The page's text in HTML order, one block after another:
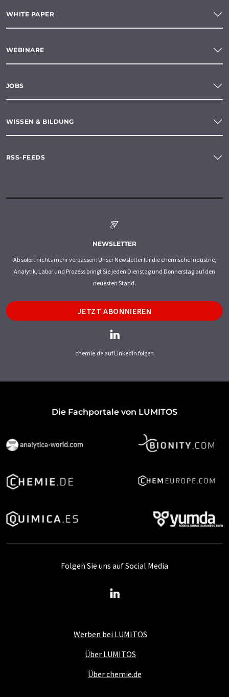
WHITE PAPER
WEBINARE
JOBS
WISSEN & BILDUNG
RSS-FEEDS
NEWSLETTER
Ab sofort nichts mehr verpassen: Unser Newsletter für die chemische Industrie,
Analytik, Labor und Prozess bringt Sie jeden Dienstag und Donnerstag auf den
neuesten Stand.
JETZT ABONNIEREN
chemie.de auf LinkedIn folgen
Die Fachportale von LUMITOS
Werben bei LUMITOS
Über LUMITOS
Über chemie.de
Folgen Sie uns auf Social Media